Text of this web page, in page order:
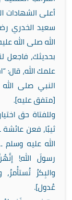
أعلى الشهادات
سعيد الخدري
الله صلى الله
بحديثك، فاجعل
علمك الله، قال:
النبي صلى
[متفق عليه].
وللفتاة حق
ثيبًا، فعن
الله عليه وسلم
رسولَ اللهِ!
والبِكرُ
عُدول].